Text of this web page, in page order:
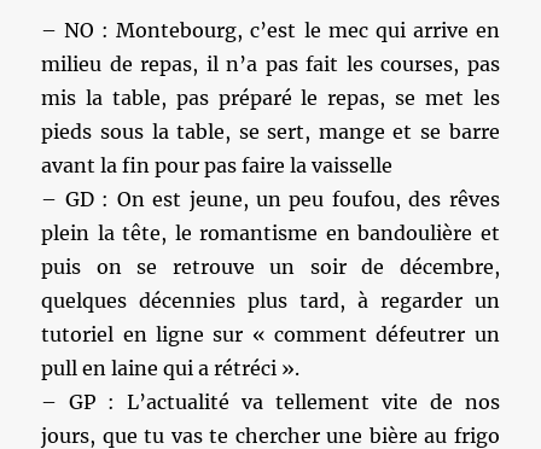
– NO : Montebourg, c’est le mec qui arrive en
milieu de repas, il n’a pas fait les courses, pas
mis la table, pas préparé le repas, se met les
pieds sous la table, se sert, mange et se barre
avant la fin pour pas faire la vaisselle
– GD : On est jeune, un peu foufou, des rêves
plein la tête, le romantisme en bandoulière et
puis on se retrouve un soir de décembre,
quelques décennies plus tard, à regarder un
tutoriel en ligne sur « comment défeutrer un
pull en laine qui a rétréci ».
– GP : L’actualité va tellement vite de nos
jours, que tu vas te chercher une bière au frigo